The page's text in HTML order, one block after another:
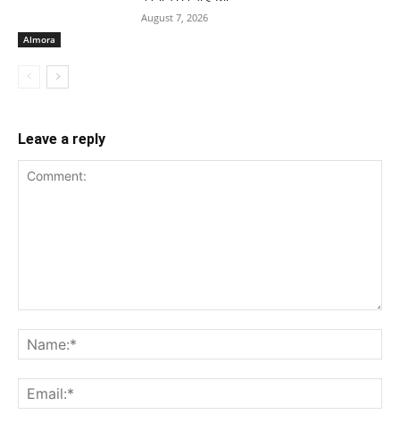
Almora
August 7, 2026
Leave a reply